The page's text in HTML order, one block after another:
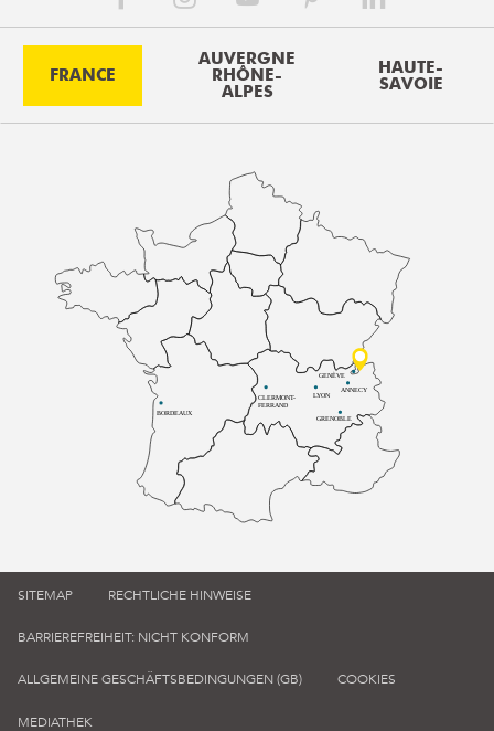
FRANCE
AUVERGNE
RHÔNE-
ALPES
HAUTE-
SAVOIE
BORDEAUX
CLERMONT-
FERRAND
LYON
ANNECY
GRENOBLE
GENÈVE
SITEMAP RECHTLICHE HINWEISE
BARRIEREFREIHEIT: NICHT KONFORM
ALLGEMEINE GESCHÄFTSBEDINGUNGEN (GB) COOKIES
MEDIATHEK